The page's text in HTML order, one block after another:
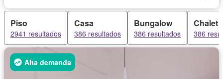
Piso
2941 resultados
Casa
386 resultados
Bungalow
386 resultados
Chalet
386
Alta demanda